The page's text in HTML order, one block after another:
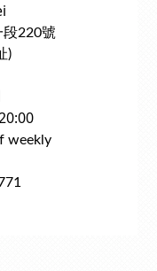
段220號
)
weekly